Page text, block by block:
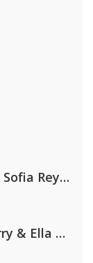
Kris Kross Amsterdam. Sofia Reyes & Tinie Tempah
Nathan Dawe, Joel Corry & Ella Henderson